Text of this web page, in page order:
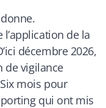
de la
décembre 2026,
de vigilance
mois pour
qui ont mis